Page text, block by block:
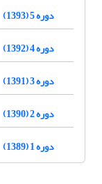
دوره 5 (1393)
دوره 4 (1392)
دوره 3 (1391)
دوره 2 (1390)
دوره 1 (1389)